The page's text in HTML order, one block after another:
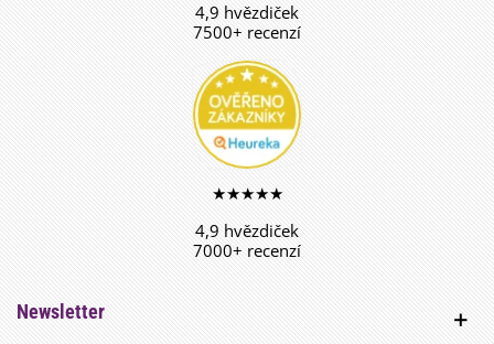
4,9 hvězdiček
7500+ recenzí
★★★★★
4,9 hvězdiček
7000+ recenzí
Newsletter